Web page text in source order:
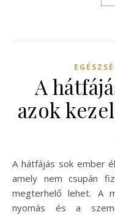
A
azok
A hátfájás sok ember életében jelentős problémát jelent,
amely nem csupán
megterhelő lehet. A
nyomás és a